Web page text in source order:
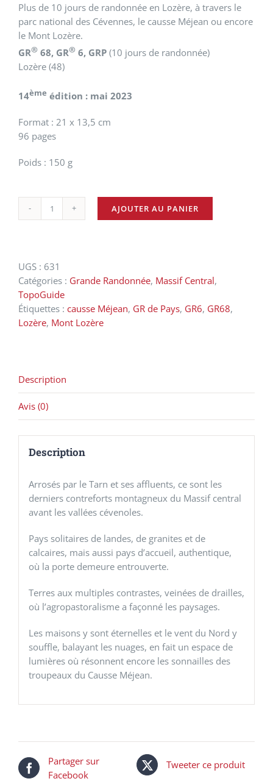
Plus de 10 jours de randonnée en Lozère, à travers le
parc national des Cévennes, le causse Méjean ou encore
le Mont Lozère.
GR® 68, GR® 6, GRP (10 jours de randonnée)
Lozère (48)
14ème édition : mai 2023
Format : 21 x 13,5 cm
96 pages
Poids : 150 g
quantité
Mont-
Lozère
et
du
Causse
AJOUTER AU PANIER
UGS : 631
Catégories : Grande Randonnée, Massif Central,
TopoGuide
Étiquettes : causse Méjean, GR de Pays, GR6, GR68,
Lozère, Mont Lozère
Description
Avis (0)
Description
Arrosés par le Tarn et ses affluents, ce sont les
derniers contreforts montagneux du Massif central
avant les vallées cévenoles.
Pays solitaires de landes, de granites et de
calcaires, mais aussi pays d’accueil, authentique,
où la porte demeure entrouverte.
Terres aux multiples contrastes, veinées de drailles,
où l’agropastoralisme a façonné les paysages.
Les maisons y sont éternelles et le vent du Nord y
souffle, balayant les nuages, en fait un espace de
lumières où résonnent encore les sonnailles des
troupeaux du Causse Méjean.
Partager sur
Facebook
Tweeter ce produit